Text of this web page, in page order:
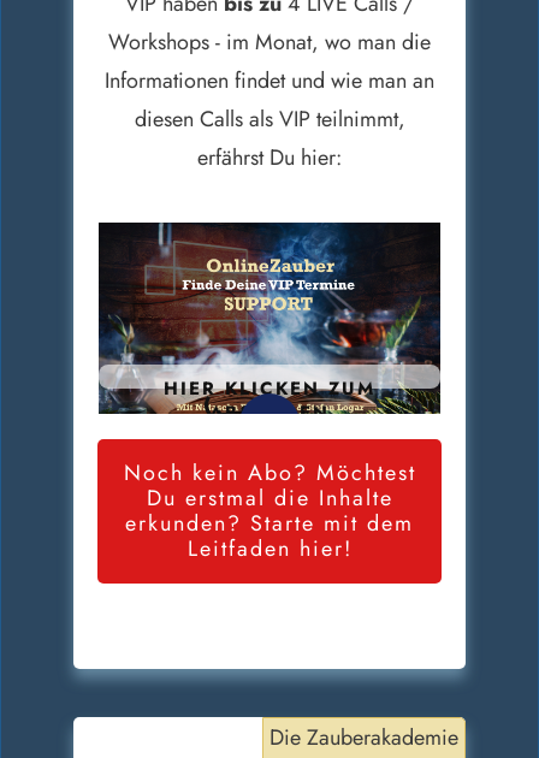
Workshops - im Monat, wo man die
Informationen findet und wie man an
diesen Calls als VIP teilnimmt,
erfährst Du hier:
HIER KLICKEN ZUM
ABSPIELEN
Noch kein Abo? Möchtest
Du erstmal die Inhalte
erkunden? Starte mit dem
Leitfaden hier!
Die Zauberakademie